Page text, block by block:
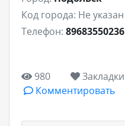
Код города: Не указан
Телефон: 89683550236
980
Закладки
Комментировать